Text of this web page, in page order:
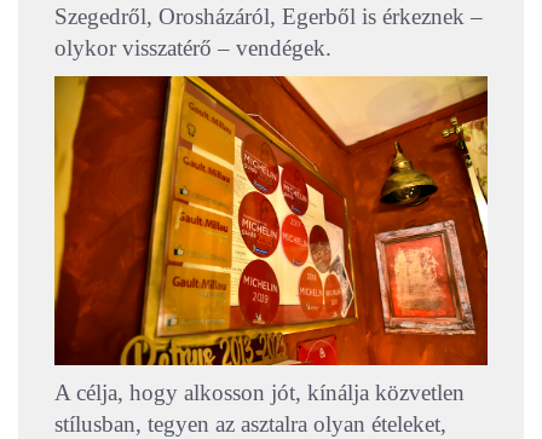
Szegedről, Orosházáról, Egerből is érkeznek –
olykor visszatérő – vendégek.
A célja, hogy alkosson jót, kínálja közvetlen
stílusban, tegyen az asztalra olyan ételeket,